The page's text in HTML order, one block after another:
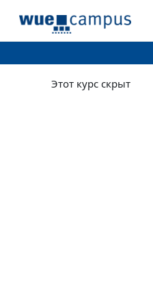
Этот курс скрыт